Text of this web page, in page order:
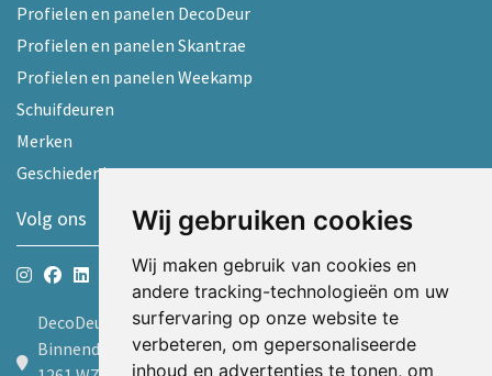
Wij gebruiken cookies
Wij maken gebruik van cookies en
andere tracking-technologieën om uw
surfervaring op onze website te
verbeteren, om gepersonaliseerde
inhoud en advertenties te tonen, om
Profielen en panelen DecoDeur
Profielen en panelen Skantrae
Profielen en panelen Weekamp
Schuifdeuren
Merken
Geschiedenis
Volg ons
DecoDeur B.V.
Binnendelta 9d